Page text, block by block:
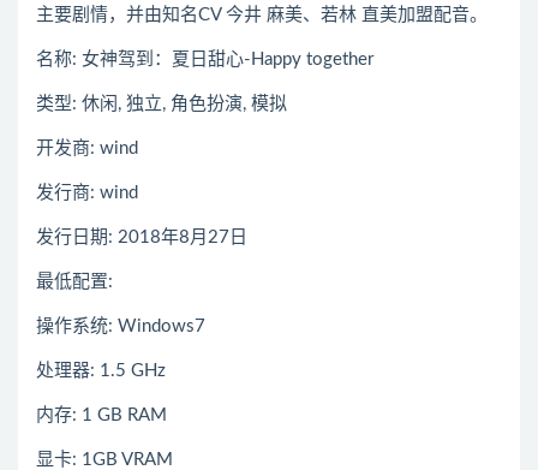
主要剧情，并由知名CV 今井 麻美、若林 直美加盟配音。
名称: 女神驾到：夏日甜心-Happy together
类型: 休闲, 独立, 角色扮演, 模拟
开发商: wind
发行商: wind
发行日期: 2018年8月27日
最低配置:
操作系统: Windows7
处理器: 1.5 GHz
内存: 1 GB RAM
显卡: 1GB VRAM